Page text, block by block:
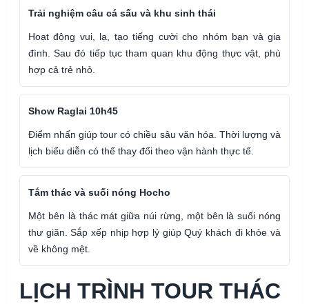
Trải nghiệm câu cá sấu và khu sinh thái
Hoạt động vui, lạ, tạo tiếng cười cho nhóm bạn và gia
đình. Sau đó tiếp tục tham quan khu động thực vật, phù
hợp cả trẻ nhỏ.
Show Raglai 10h45
Điểm nhấn giúp tour có chiều sâu văn hóa. Thời lượng và
lịch biểu diễn có thể thay đổi theo vận hành thực tế.
Tắm thác và suối nóng Hocho
Một bên là thác mát giữa núi rừng, một bên là suối nóng
thư giãn. Sắp xếp nhịp hợp lý giúp Quý khách đi khỏe và
về không mệt.
LỊCH TRÌNH TOUR THÁC